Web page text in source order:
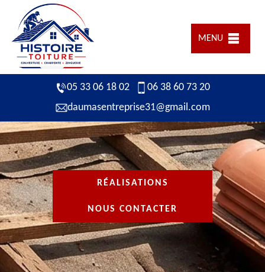
MENU
05 33 06 18 02
06 38 60 73 20
daumasentreprise31@gmail.com
RÉALISATIONS
NOUS CONTACTER